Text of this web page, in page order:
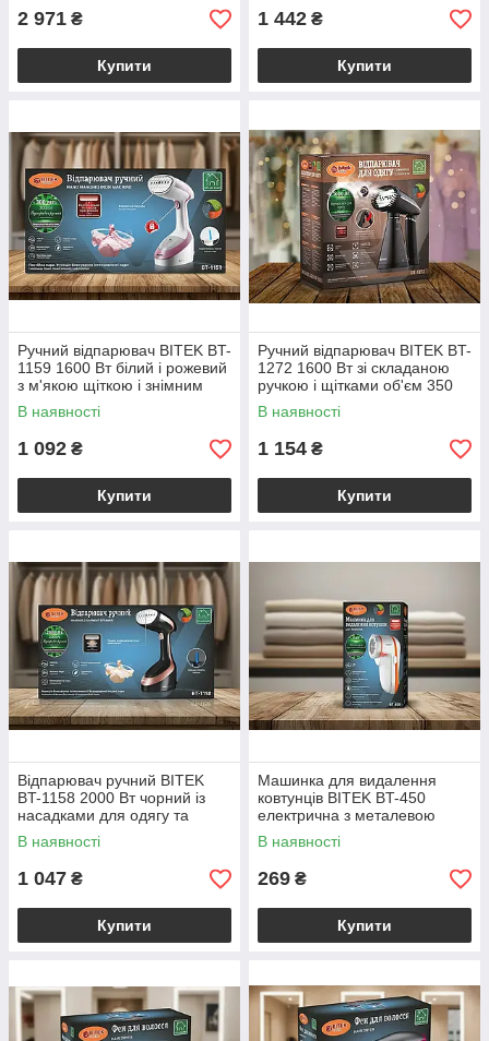
2 971 ₴
Купити
1 442 ₴
Купити
Ручний відпарювач BITEK BT-
1159 1600 Вт білий і рожевий
з м'якою щіткою і знімним
баком 300 мл
В наявності
1 092 ₴
Купити
Ручний відпарювач BITEK BT-
1272 1600 Вт зі складаною
ручкою і щітками об'єм 350
мл для одягу та меблів
В наявності
1 154 ₴
Купити
Відпарювач ручний BITEK
BT-1158 2000 Вт чорний із
насадками для одягу та
меблів об'єм бака 300 мл
В наявності
1 047 ₴
Купити
Машинка для видалення
ковтунців BITEK BT-450
електрична з металевою
сіточкою для одягу та меблів
5 Вт
В наявності
269 ₴
Купити